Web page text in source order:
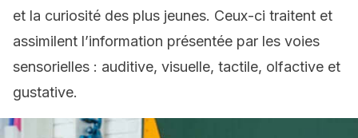
et la curiosité des plus jeunes. Ceux-ci traitent et
assimilent l’information présentée par les voies
sensorielles : auditive, visuelle, tactile, olfactive et
gustative.